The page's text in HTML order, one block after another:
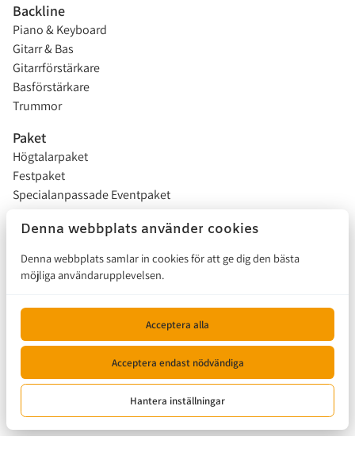
Backline
Piano & Keyboard
Gitarr & Bas
Gitarrförstärkare
Basförstärkare
Trummor
Paket
Högtalarpaket
Festpaket
Specialanpassade Eventpaket
Studentflak
Installationer
Kontakta oss
© 2026, Musikalen |Privacy policy|Powered by Booqable
Denna webbplats använder cookies
Denna webbplats samlar in cookies för att ge dig den bästa
möjliga användarupplevelsen.
Acceptera alla
Acceptera endast nödvändiga
Hantera inställningar